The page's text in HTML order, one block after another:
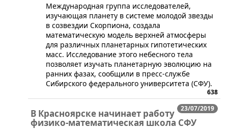
​Международная группа исследователей,
изучающая планету в системе молодой звезды
в созвездии Скорпиона, создала
математическую модель верхней атмосферы
для различных планетарных гипотетических
масс. Исследование этого небесного тела
позволяет изучать планетарную эволюцию на
ранних фазах, сообщили в пресс-службе
Сибирского федерального университета (СФУ).
638
23/07/2019
В Красноярске начинает работу
физико-математическая школа СФУ